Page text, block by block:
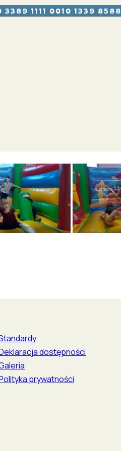
3389 1111 0010 1339 8588
dostępności
prywatności